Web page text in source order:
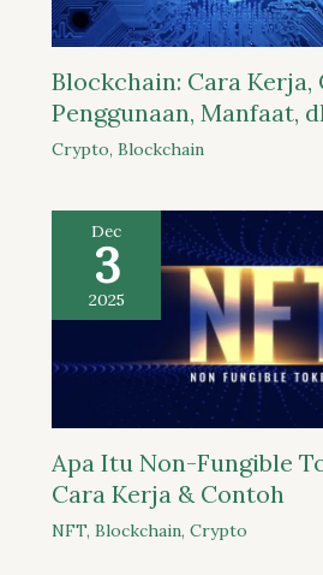
Blockchain: Cara Kerja,
Penggunaan, Manfaat,
Crypto, Blockchain
Dec
3
2025
Apa Itu Non-Fungible
Cara Kerja & Contoh
NFT, Blockchain, Crypto